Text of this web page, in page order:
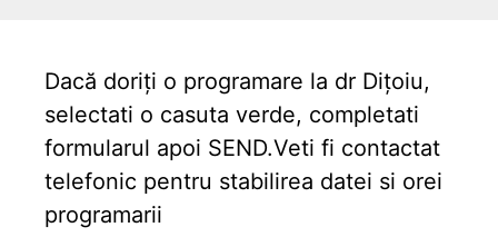
Dacă doriți o programare la dr Dițoiu,
selectati o casuta verde, completati
formularul apoi SEND.Veti fi contactat
telefonic pentru stabilirea datei si orei
programarii